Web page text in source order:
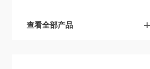
查看全部产品